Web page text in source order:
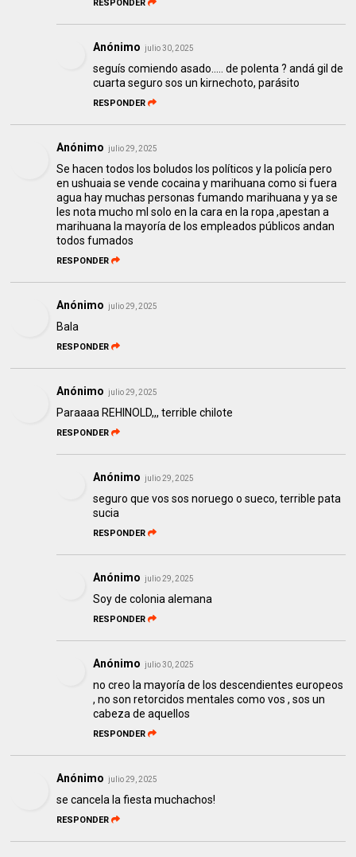
RESPONDER
Anónimo julio 30, 2025
seguís comiendo asado..... de polenta ? andá gil de
cuarta seguro sos un kirnechoto, parásito
RESPONDER
Anónimo julio 29, 2025
Se hacen todos los boludos los políticos y la policía pero
en ushuaia se vende cocaina y marihuana como si fuera
agua hay muchas personas fumando marihuana y ya se
les nota mucho ml solo en la cara en la ropa ,apestan a
marihuana la mayoría de los empleados públicos andan
todos fumados
RESPONDER
Anónimo julio 29, 2025
Bala
RESPONDER
Anónimo julio 29, 2025
Paraaaa REHINOLD,,, terrible chilote
RESPONDER
Anónimo julio 29, 2025
seguro que vos sos noruego o sueco, terrible pata
sucia
RESPONDER
Anónimo julio 29, 2025
Soy de colonia alemana
RESPONDER
Anónimo julio 30, 2025
no creo la mayoría de los descendientes europeos
, no son retorcidos mentales como vos , sos un
cabeza de aquellos
RESPONDER
Anónimo julio 29, 2025
se cancela la fiesta muchachos!
RESPONDER